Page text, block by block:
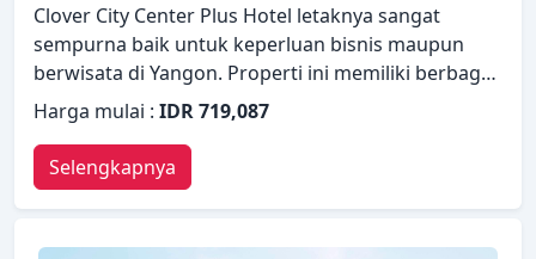
Clover City Center Plus Hotel letaknya sangat
sempurna baik untuk keperluan bisnis maupun
berwisata di Yangon. Properti ini memiliki berbagai
fasilitas yang membuat pengalaman menginap
Anda menyenangkan. Manfaatkan layanan kamar
24 jam, WiFi gratis di semua kamar, satpam 24 jam,
layanan kebersihan harian, layanan pos yang
disediakan hotel. Bersantailah di kamar Anda yang
nyaman dan beberapa kamar dilengkapi dengan
Harga mulai : IDR 719,087
Selengkapnya